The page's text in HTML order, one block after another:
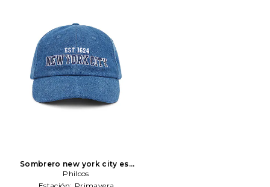
Sombrero new york city est
1624 en color azul
Philcos